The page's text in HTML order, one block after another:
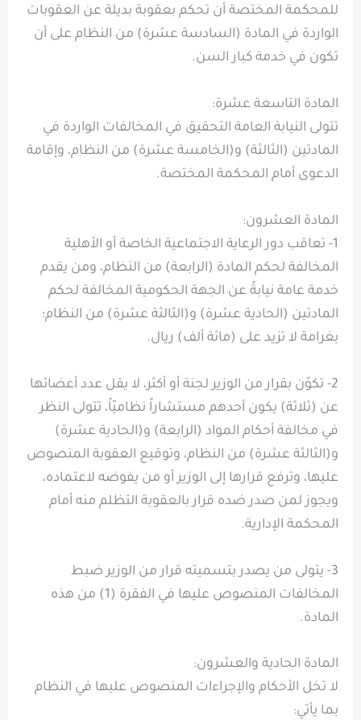
للمحكمة المختصة أن تحكم بعقوبة بديلة عن العقوبات
الواردة في المادة (السادسة عشرة) من النظام على أن
تكون في خدمة كبار السن.
المادة التاسعة عشرة:
تتولى النيابة العامة التحقيق في المخالفات الواردة في
المادتين (الثالثة) و(الخامسة عشرة) من النظام، وإقامة
الدعوى أمام المحكمة المختصة.
المادة العشرون:
1- تعاقب دور الرعاية الاجتماعية الخاصة أو الأهلية
المخالفة لحكم المادة (الرابعة) من النظام، ومن يقدم
خدمة عامة نيابةً عن الجهة الحكومية المخالفة لحكم
المادتين (الحادية عشرة) و(الثالثة عشرة) من النظام؛
بغرامة لا تزيد على (مائة ألف) ريال.
2- تكوّن بقرار من الوزير لجنة أو أكثر، لا يقل عدد أعضائها
عن (ثلاثة) يكون أحدهم مستشاراً نظاميّاً، تتولى النظر
في مخالفة أحكام المواد (الرابعة) و(الحادية عشرة)
و(الثالثة عشرة) من النظام، وتوقيع العقوبة المنصوص
عليها، وترفع قرارها إلى الوزير أو من يفوضه لاعتماده،
ويجوز لمن صدر ضده قرار بالعقوبة التظلم منه أمام
المحكمة الإدارية.
3- يتولى من يصدر بتسميته قرار من الوزير ضبط
المخالفات المنصوص عليها في الفقرة (1) من هذه
المادة.
المادة الحادية والعشرون:
لا تخل الأحكام والإجراءات المنصوص عليها في النظام
بما يأتي: